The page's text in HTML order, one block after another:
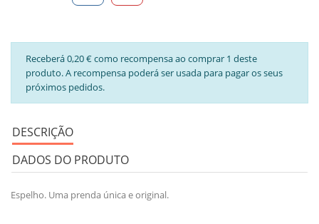
Receberá 0,20 € como recompensa ao comprar 1 deste
produto. A recompensa poderá ser usada para pagar os seus
próximos pedidos.
DESCRIÇÃO
DADOS DO PRODUTO
Espelho. Uma prenda única e original.